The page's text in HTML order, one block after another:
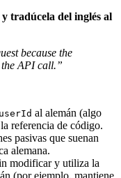
tradúcela del inglés al
because the
API call.”
userId al alemán (algo
referencia de código.
pasivas que suenan
alemana.
modificar y utiliza la